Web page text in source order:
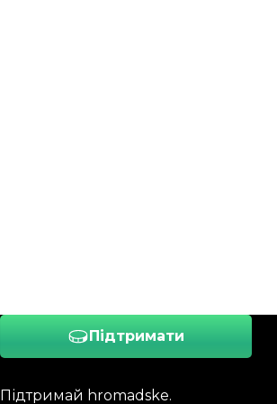
Підтримати
Підтримай hromadske.